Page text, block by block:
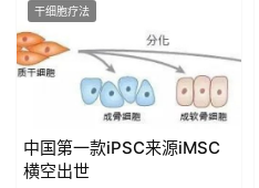
干细胞疗法
中国第一款iPSC来源iMSC
横空出世